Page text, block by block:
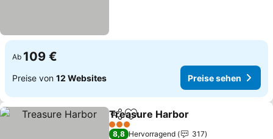
Ab 109 €
Preise von 12 Websites Preise sehen
TeilenZu Favoriten hinzufügen
Treasure Harbor
3 Sterne
8,8 Hervorragend
317